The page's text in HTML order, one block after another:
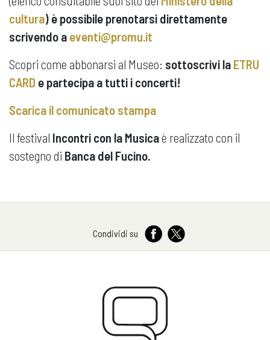
cultura) è possibile prenotarsi direttamente
scrivendo a eventi@promu.it
Scopri come abbonarsi al Museo: sottoscrivi la ETRU
CARD e partecipa a tutti i concerti!
Scarica il comunicato stampa
Il festival Incontri con la Musicaè realizzato con il
sostegno di Banca del Fucino.
Condividi su